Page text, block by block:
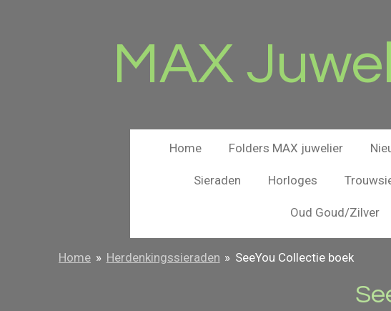
MAX
Home Folders MAX juwelier
Sieraden Horloges
Oud Goud/Zilver
Home » Herdenkingssieraden » SeeYou Collectie boek